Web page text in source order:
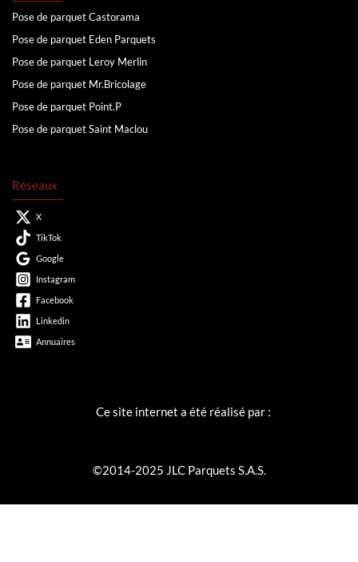
Pose de parquet Castorama
Pose de parquet Eden Parquets
Pose de parquet Leroy Merlin
Pose de parquet Mr.Bricolage
Pose de parquet Point.P
Pose de parquet Saint Maclou
Réseaux
X
TikTok
Google
Instagram
Facebook
Linkedin
Annuaires
Ce site internet a été réalisé par :
©2014-2025 JLC Parquets S.A.S.